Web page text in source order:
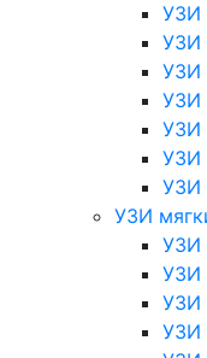
УЗИ
УЗИ
УЗИ
УЗИ
УЗИ
УЗИ
УЗИ
УЗИ
УЗИ
УЗИ
УЗИ
УЗИ